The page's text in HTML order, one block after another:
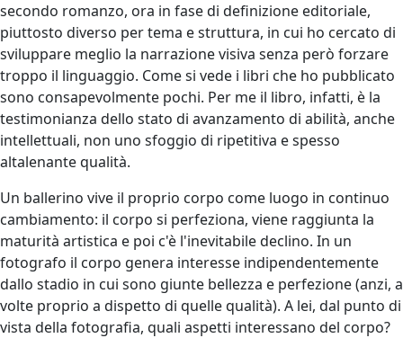
secondo romanzo, ora in fase di definizione editoriale,
piuttosto diverso per tema e struttura, in cui ho cercato di
sviluppare meglio la narrazione visiva senza però forzare
troppo il linguaggio. Come si vede i libri che ho pubblicato
sono consapevolmente pochi. Per me il libro, infatti, è la
testimonianza dello stato di avanzamento di abilità, anche
intellettuali, non uno sfoggio di ripetitiva e spesso
altalenante qualità.
Un ballerino vive il proprio corpo come luogo in continuo
cambiamento: il corpo si perfeziona, viene raggiunta la
maturità artistica e poi c'è l'inevitabile declino. In un
fotografo il corpo genera interesse indipendentemente
dallo stadio in cui sono giunte bellezza e perfezione (anzi, a
volte proprio a dispetto di quelle qualità). A lei, dal punto di
vista della fotografia, quali aspetti interessano del corpo?